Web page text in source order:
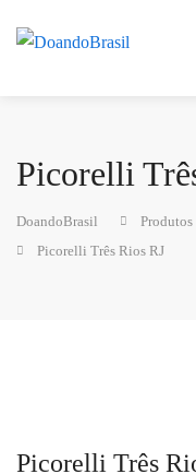
Picorelli
DoandoBrasil Produtos
Picorelli Três Rios RJ
Picorelli Três